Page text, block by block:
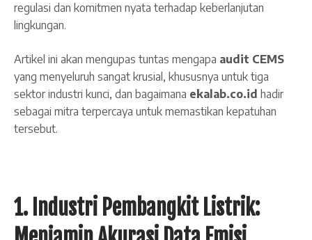
regulasi dan komitmen nyata terhadap keberlanjutan
lingkungan.
Artikel ini akan mengupas tuntas mengapa audit CEMS
yang menyeluruh sangat krusial, khususnya untuk tiga
sektor industri kunci, dan bagaimana ekalab.co.id hadir
sebagai mitra terpercaya untuk memastikan kepatuhan
tersebut.
1. Industri Pembangkit Listrik: